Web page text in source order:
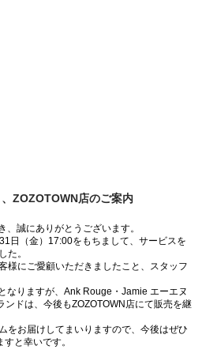
ZOZOTOWN店のご案内
誠にありがとうございます。
日（金）17:00をもちまして、サービスを
た。
様にご愛顧いただきましたこと、スタッフ
なりますが、Ank Rouge・Jamie エーエヌ
ドは、今後もZOZOTOWN店にて販売を継
をお届けしてまいりますので、今後はぜひ
と幸いです。